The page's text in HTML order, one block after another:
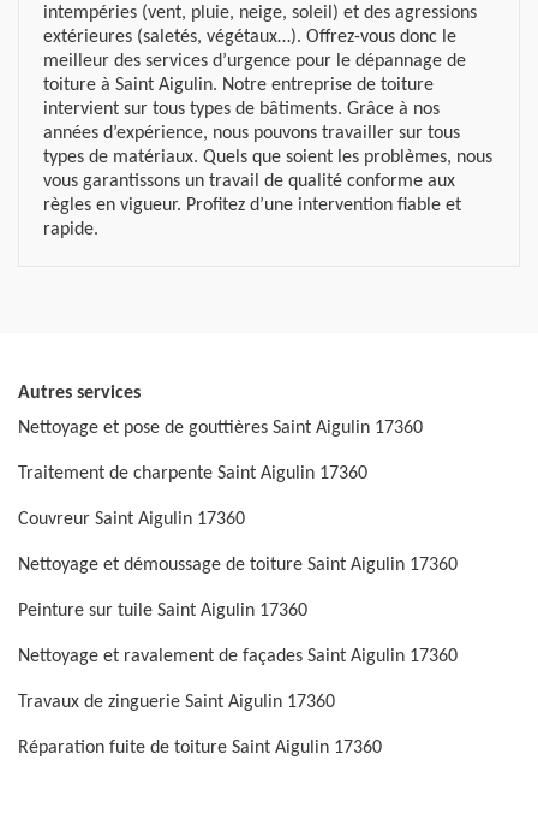
intempéries (vent, pluie, neige, soleil) et des agressions
extérieures (saletés, végétaux…). Offrez-vous donc le
meilleur des services d’urgence pour le dépannage de
toiture à Saint Aigulin. Notre entreprise de toiture
intervient sur tous types de bâtiments. Grâce à nos
années d’expérience, nous pouvons travailler sur tous
types de matériaux. Quels que soient les problèmes, nous
vous garantissons un travail de qualité conforme aux
règles en vigueur. Profitez d’une intervention fiable et
rapide.
Autres services
Nettoyage et pose de gouttières Saint Aigulin 17360
Traitement de charpente Saint Aigulin 17360
Couvreur Saint Aigulin 17360
Nettoyage et démoussage de toiture Saint Aigulin 17360
Peinture sur tuile Saint Aigulin 17360
Nettoyage et ravalement de façades Saint Aigulin 17360
Travaux de zinguerie Saint Aigulin 17360
Réparation fuite de toiture Saint Aigulin 17360